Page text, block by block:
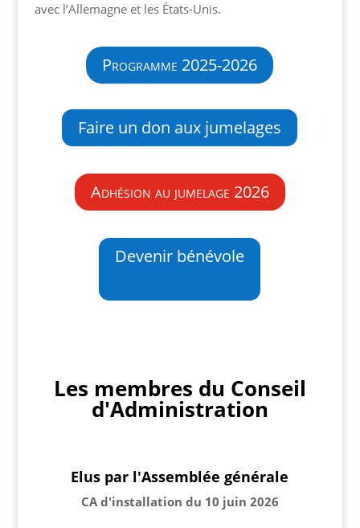
avec l’Allemagne et les États-Unis.
Programme 2025-2026
Faire un don aux jumelages
Adhésion au jumelage 2026
Devenir bénévole
Les membres du Conseil
d'Administration
Elus par l'Assemblée générale
CA d'installation du 10 juin 2026